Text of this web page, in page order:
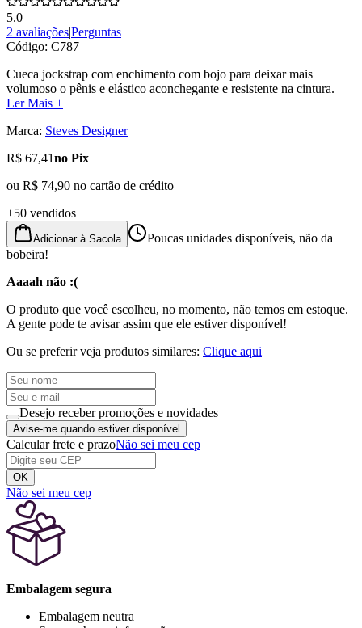
5.0
2 avaliações|Perguntas
Código: C787
Cueca jockstrap com enchimento com bojo para deixar mais
volumoso o pênis e elástico aconchegante e resistente na cintura.
Ler Mais +
Marca: Steves Designer
R$ 67,41no Pix
ou R$ 74,90 no cartão de crédito
+50 vendidos
Adicionar à Sacola
Poucas unidades disponíveis, não da
bobeira!
Aaaah não :(
O produto que você escolheu, no momento, não temos em estoque.
A gente pode te avisar assim que ele estiver disponível!
Ou se preferir veja produtos similares: Clique aqui
Desejo receber promoções e novidades
Avise-me quando estiver disponível
Calcular frete e prazoNão sei meu cep
OK
Não sei meu cep
Embalagem segura
Embalagem neutra